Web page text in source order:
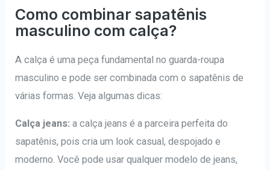
Como combinar sapatênis
masculino com calça?
A calça é uma peça fundamental no guarda-roupa
masculino e pode ser combinada com o sapatênis de
várias formas. Veja algumas dicas:
Calça jeans: a calça jeans é a parceira perfeita do
sapatênis, pois cria um look casual, despojado e
moderno. Você pode usar qualquer modelo de jeans,